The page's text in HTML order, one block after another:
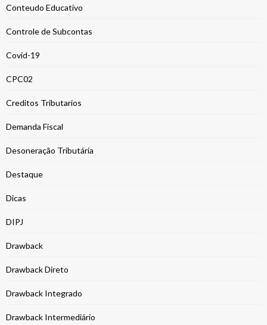
Conteudo Educativo
Controle de Subcontas
Covid-19
CPC02
Creditos Tributarios
Demanda Fiscal
Desoneração Tributária
Destaque
Dicas
DIPJ
Drawback
Drawback Direto
Drawback Integrado
Drawback Intermediário